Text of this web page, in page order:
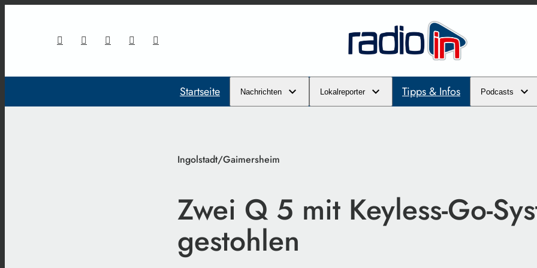
Startseite Nachrichten Lokalreporter Tipps & Infos Podcasts
Ingolstadt/Gaimersheim
Zwei Q 5 mit Keyless-Go-
gestohlen